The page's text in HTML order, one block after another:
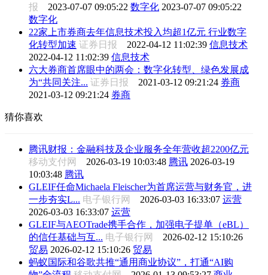
报 2023-07-07 09:05:22 数字化 2023-07-07 09:05:22
数字化
22家上市券商去年信息技术投入均超1亿元 行业数字
化转型加速 证券日报 2022-04-12 11:02:39 信息技术
2022-04-12 11:02:39 信息技术
六大券商首席眼中的两会：数字化转型、绿色发展成
为“共同关注... 证券日报 2021-03-12 09:21:24 券商
2021-03-12 09:21:24 券商
猜你喜欢
腾讯财报：金融科技及企业服务全年营收超2200亿元
移动支付网 2026-03-19 10:03:48 腾讯 2026-03-19
10:03:48 腾讯
GLEIF任命Michaela Fleischer为首席运营与财务官，进
一步夯实L... 电子银行网 2026-03-03 16:33:07 运营
2026-03-03 16:33:07 运营
GLEIF与AEOTrade携手合作，加强电子提单（eBL）
的信任基础与互... 电子银行网 2026-02-12 15:10:26
贸易 2026-02-12 15:10:26 贸易
蚂蚁国际和谷歌共推“通用商业协议”，打通“AI购